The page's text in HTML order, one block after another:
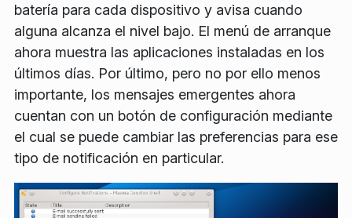
batería para cada dispositivo y avisa cuando
alguna alcanza el nivel bajo. El menú de arranque
ahora muestra las aplicaciones instaladas en los
últimos días. Por último, pero no por ello menos
importante, los mensajes emergentes ahora
cuentan con un botón de configuración mediante
el cual se puede cambiar las preferencias para ese
tipo de notificación en particular.